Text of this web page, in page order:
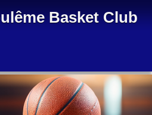
Basket Club